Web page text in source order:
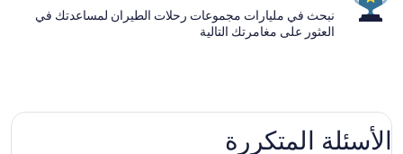
نبحث في مليارات مجموعات رحلات الطيران لمساعدتك في
العثور على مغامرتك التالية
الأسئلة المتكررة